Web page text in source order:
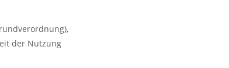
der Nutzung